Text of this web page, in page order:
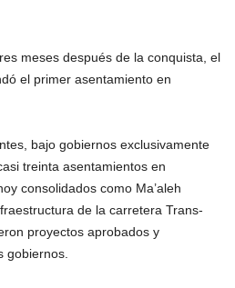
meses después de la conquista, el
el primer asentamiento en
bajo gobiernos exclusivamente
treinta asentamientos en
consolidados como Ma’aleh
de la carretera Trans-
proyectos aprobados y
gobiernos.